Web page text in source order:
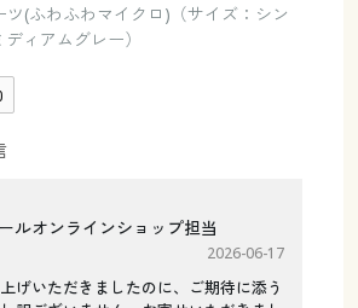
ツ(ふわふわマイクロ)（サイズ：シン
ィアムグレー）
ルオンラインショップ担当
2026-06-17
げいただきましたのに、ご期待に添う